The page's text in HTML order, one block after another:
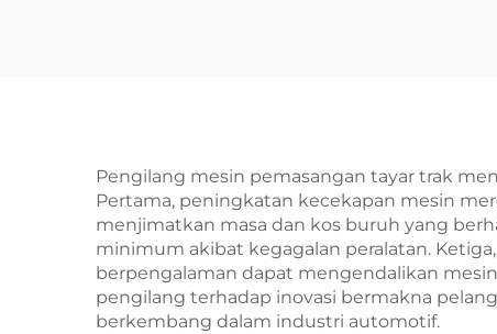
Pengilang mesin pemasangan tayar trak
Pertama, peningkatan kecekapan mesin
menjimatkan masa dan kos buruh yang
minimum akibat kegagalan peralatan.
berpengalaman dapat mengendalikan
pengilang terhadap inovasi bermakna
berkembang dalam industri automotif.